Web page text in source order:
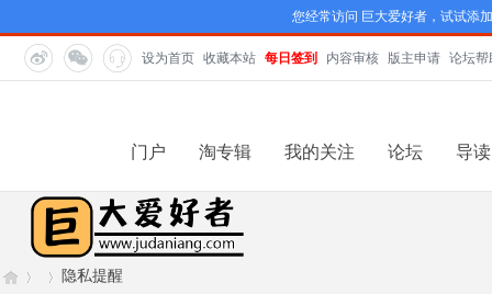
您经常访问 巨大爱好者，试试添
设为首页 收藏本站 每日签到 内容审核 版主申请 论坛帮
门户 淘专辑 我的关注 论坛 导读
隐私提醒